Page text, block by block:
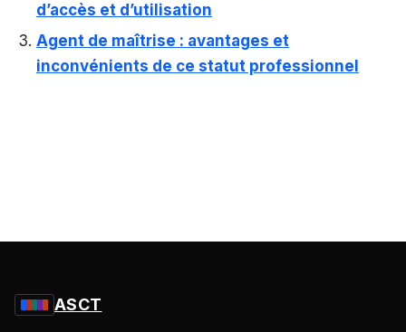
d’accès et d’utilisation
Agent de maîtrise : avantages et
inconvénients de ce statut professionnel
ASCT